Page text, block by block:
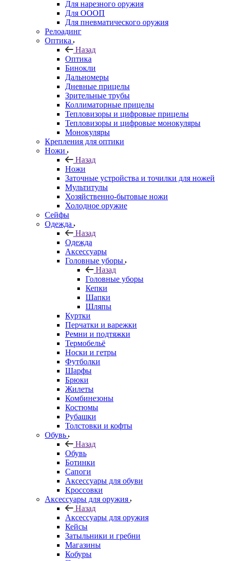
Для нарезного оружия
Для ОООП
Для пневматического оружия
Релоадинг
Оптика
Назад
Оптика
Бинокли
Дальномеры
Дневные прицелы
Зрительные трубы
Коллиматорные прицелы
Тепловизоры и цифровые прицелы
Тепловизоры и цифровые монокуляры
Монокуляры
Крепления для оптики
Ножи
Назад
Ножи
Заточные устройства и точилки для ножей
Мультитулы
Хозяйственно-бытовые ножи
Холодное оружие
Сейфы
Одежда
Назад
Одежда
Аксессуары
Головные уборы
Назад
Головные уборы
Кепки
Шапки
Шляпы
Куртки
Перчатки и варежки
Ремни и подтяжки
Термобельё
Носки и гетры
Футболки
Шарфы
Брюки
Жилеты
Комбинезоны
Костюмы
Рубашки
Толстовки и кофты
Обувь
Назад
Обувь
Ботинки
Сапоги
Аксессуары для обуви
Кроссовки
Аксессуары для оружия
Назад
Аксессуары для оружия
Кейсы
Затыльники и гребни
Магазины
Кобуры